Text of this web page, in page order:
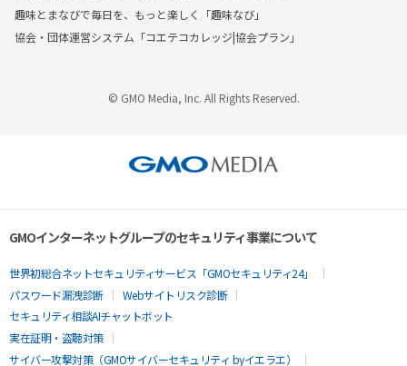
趣味とまなびで毎日を、もっと楽しく「趣味なび」
協会・団体運営システム「コエテコカレッジ|協会プラン」
© GMO Media, Inc. All Rights Reserved.
GMOインターネットグループのセキュリティ事業について
世界初総合ネットセキュリティサービス「GMOセキュリティ24」
パスワード漏洩診断
Webサイトリスク診断
セキュリティ相談AIチャットボット
実在証明・盗聴対策
サイバー攻撃対策（GMOサイバーセキュリティ byイエラエ）